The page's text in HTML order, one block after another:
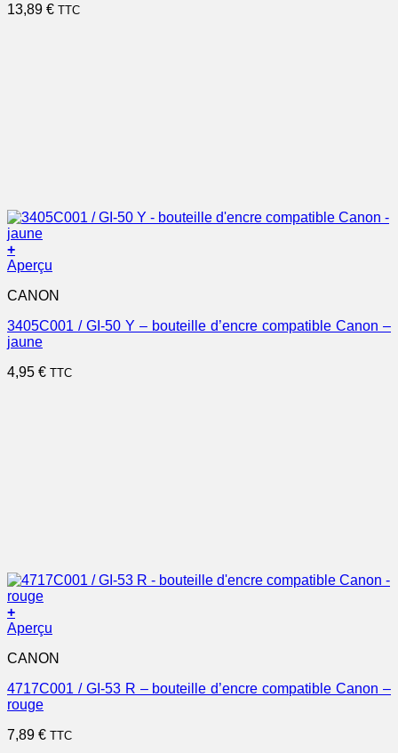
13,89 € TTC
+
Aperçu
CANON
3405C001 / GI-50 Y – bouteille d’encre compatible Canon –
jaune
4,95 € TTC
+
Aperçu
CANON
4717C001 / GI-53 R – bouteille d’encre compatible Canon –
rouge
7,89 € TTC